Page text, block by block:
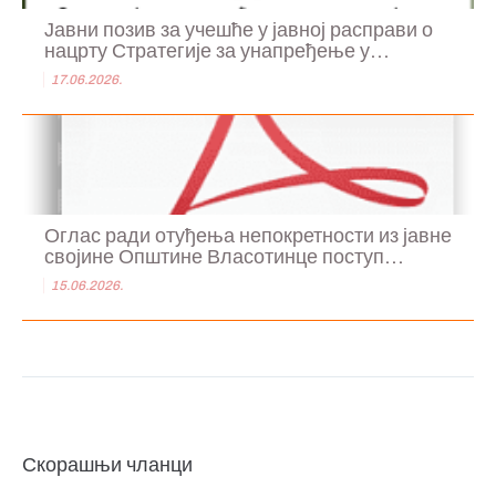
Јавни позив за учешће у јавној расправи о
нацрту Стратегије за унапређење у...
17.06.2026.
Оглас ради отуђења непокретности из јавне
својине Општине Власотинце поступ...
15.06.2026.
Скорашњи чланци